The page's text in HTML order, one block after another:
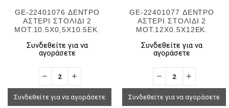
GE-22401076 ΔΕΝΤΡΟ
ΑΣΤΕΡΙ ΣΤΟΛΙΔΙ 2
ΜΟΤ.10.5X0,5X10.5ΕΚ.
Συνδεθείτε για να
αγοράσετε
Συνδεθείτε για να αγοράσετε
GE-22401077 ΔΕΝΤΡΟ
ΑΣΤΕΡΙ ΣΤΟΛΙΔΙ 2
ΜΟΤ.12X0.5X12ΕΚ.
Συνδεθείτε για να
αγοράσετε
Συνδεθείτε για να αγοράσετε